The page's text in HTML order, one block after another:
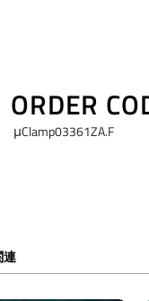
ORDER
μClamp03361ZA.F
連